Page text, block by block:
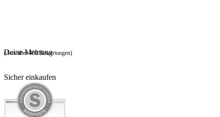
Deine Meinung
(Aus über 400 Bewertungen)
Sicher einkaufen